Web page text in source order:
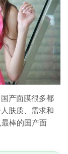
产面膜很多都
肤质、需求和
棒的国产面